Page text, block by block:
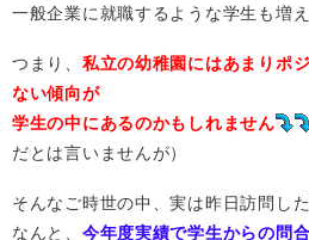
一般企業に就職するような学生も増
つまり、 私立の幼稚園にはあまりポ
ない傾向が
学生の中にあるのかもしれません
だとは言いませんが）
そんなご時世の中、実は昨日訪問した
なんと、 今年度実績で学生からの問